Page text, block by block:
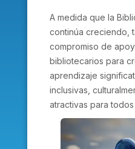
A medida que la
continúa creciendo,
compromiso de
bibliotecarios para
aprendizaje
inclusivas,
atractivas para